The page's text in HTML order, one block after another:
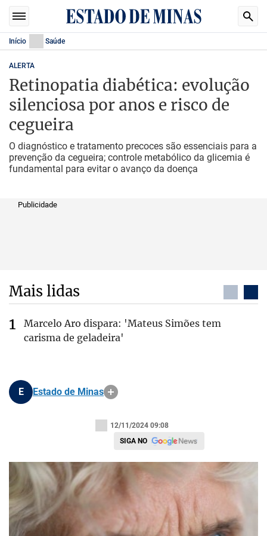
Início Saúde
ALERTA
Retinopatia diabética: evolução
silenciosa por anos e risco de
cegueira
O diagnóstico e tratamento precoces são essenciais para a
prevenção da cegueira; controle metabólico da glicemia é
fundamental para evitar o avanço da doença
Publicidade
Mais lidas
Marcelo Aro dispara: 'Mateus Simões tem
carisma de geladeira'
E Estado de Minas
12/11/2024 09:08
SIGA NO